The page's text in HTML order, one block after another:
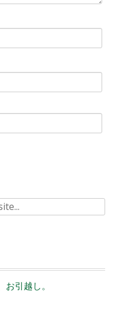
引越し。